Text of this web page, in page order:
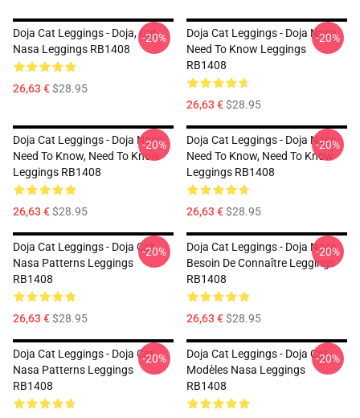
Doja Cat Leggings - Doja, Cat
Nasa Leggings RB1408
26,63 €$28.95
-20%
Doja Cat Leggings - Doja Nasa
Need To Know Leggings
RB1408
26,63 €$28.95
-20%
Doja Cat Leggings - Doja Nasa
Need To Know, Need To Know
Leggings RB1408
26,63 €$28.95
-20%
Doja Cat Leggings - Doja Nasa
Need To Know, Need To Know
Leggings RB1408
26,63 €$28.95
-20%
Doja Cat Leggings - Doja Cat
Nasa Patterns Leggings
RB1408
26,63 €$28.95
-20%
Doja Cat Leggings - Doja Nasa
Besoin De Connaître Leggings
RB1408
26,63 €$28.95
-20%
Doja Cat Leggings - Doja Cat
Nasa Patterns Leggings
RB1408
-20%
Doja Cat Leggings - Doja Cat
Modèles Nasa Leggings
RB1408
-20%